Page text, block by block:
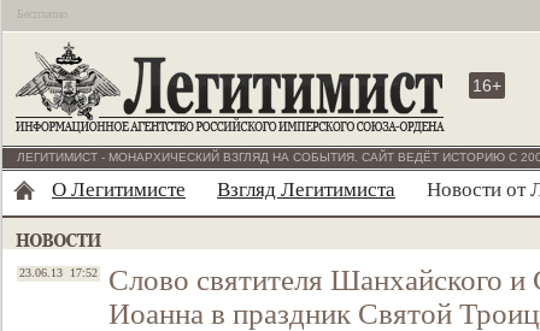
Бесплатно
16+
ЛЕГИТИМИСТ - МОНАРХИЧЕСКИЙ ВЗГЛЯД НА СОБЫТИЯ. САЙТ ВЕДЁТ ИСТОРИЮ С
О Легитимисте Взгляд Легитимиста Новости от
23.06.13 17:52
Слово cвятителя Шанхайского и
Иоанна в праздник Святой